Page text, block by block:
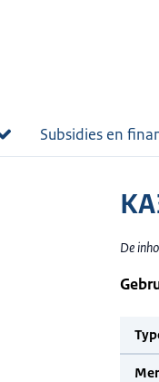
Subsidies en
De